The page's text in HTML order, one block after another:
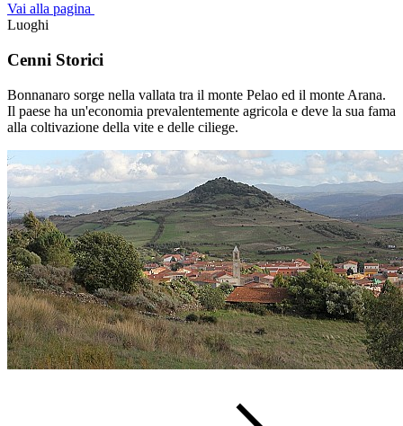
Vai alla pagina
Luoghi
Cenni Storici
Bonnanaro sorge nella vallata tra il monte Pelao ed il monte Arana.
Il paese ha un'economia prevalentemente agricola e deve la sua fama
alla coltivazione della vite e delle ciliege.